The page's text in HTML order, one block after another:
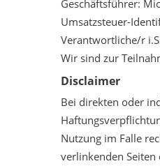
Geschäftsführer:
Umsatzsteuer-
Verantwortliche/r
Wir sind zur
Disclaimer
Bei direkten oder
Nutzung im Falle
verlinkenden